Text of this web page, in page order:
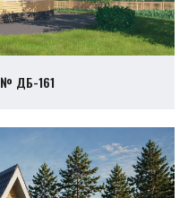
ДБ-161